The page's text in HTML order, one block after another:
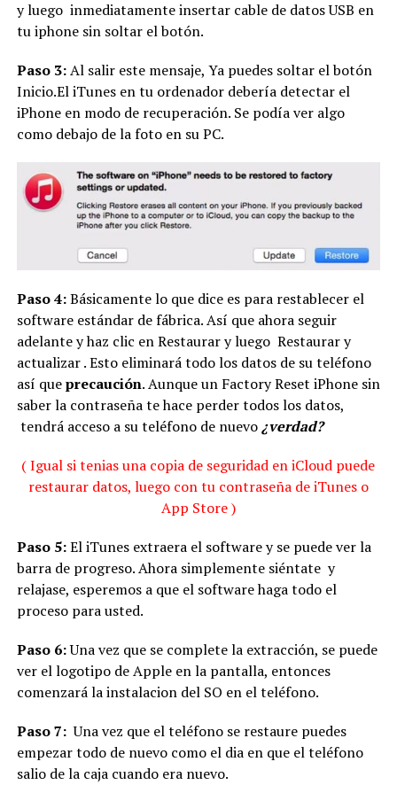
y luego inmediatamente insertar cable de datos USB en
tu iphone sin soltar el botón.
Paso 3:Al salir este mensaje, Ya puedes soltar el botón
Inicio.El iTunes en tu ordenador debería detectar el
iPhone en modo de recuperación. Se podía ver algo
como debajo de la foto en su PC.
Paso 4:Básicamente lo que dice es para restablecer el
software estándar de fábrica. Así que ahora seguir
adelante y haz clic en Restaurar y luego Restaurar y
actualizar . Esto eliminará todo los datos de su teléfono
así queprecaución. Aunque un Factory Reset iPhone sin
saber la contraseña te hace perder todos los datos,
tendrá acceso a su teléfono de nuevo¿verdad?
( Igual si tenias una copia de seguridad en iCloud puede
restaurar datos, luego con tu contraseña de iTunes o
App Store )
Paso 5:El iTunes extraera el software y se puede ver la
barra de progreso. Ahora simplemente siéntate y
relajase, esperemos a que el software haga todo el
proceso para usted.
Paso 6:Una vez que se complete la extracción, se puede
ver el logotipo de Apple en la pantalla, entonces
comenzará la instalacion del SO en el teléfono.
Paso 7:Una vez que el teléfono se restaure puedes
empezar todo de nuevo como el dia en que el teléfono
salio de la caja cuando era nuevo.